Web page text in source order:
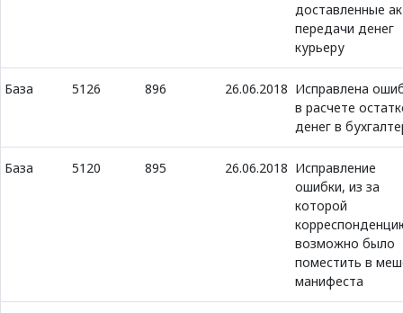
доставленные
передачи денег
курьеру
База 5126 896 26.06.2018 Исправлена
в расчете
денег в
База 5120 895 26.06.2018 Исправление
ошибки, из за
которой
возможно было
поместить в
манифеста